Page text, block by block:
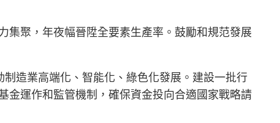
集聚，年夜幅晉陞全要素生產率。鼓勵和規范發展
造業高端化、智能化、綠色化發展。建設一批行
金運作和監管機制，確保資金投向合適國家戰略請